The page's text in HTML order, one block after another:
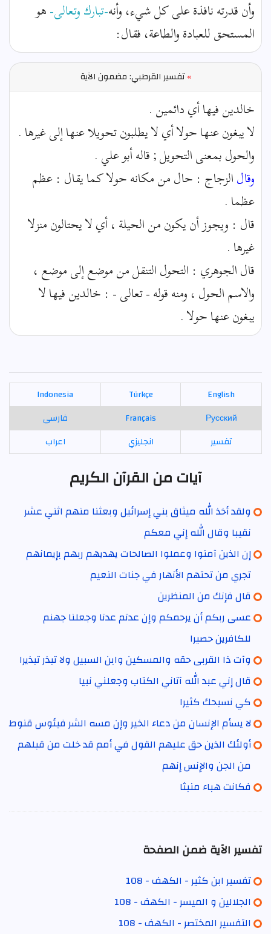
وأن قدرته نافذة على كل شيء، وأنه-تبارك وتعالى-هو
المستحق للعبادة والطاعة، فقال:
» تفسير القرطبي: مضمون الآية
خالدين فيها أي دائمين .
لا يبغون عنها حولا أي لا يطلبون تحويلا عنها إلى غيرها .
والحول بمعنى التحويل ; قاله أبو علي .
وقالالزجاج : حال من مكانه حولا كما يقال : عظم
عظما .
قال : ويجوز أن يكون من الحيلة ، أي لا يحتالون منزلا
غيرها .
قال الجوهري : التحول التنقل من موضع إلى موضع ،
والاسم الحول ، ومنه قوله - تعالى - : خالدين فيها لا
يبغون عنها حولا .
English
Türkçe
Indonesia
Русский
Français
فارسی
تفسير
انجليزي اعراب
آيات من القرآن الكريم
ولقد أخذ الله ميثاق بني إسرائيل وبعثنا منهم اثني عشر
نقيبا وقال الله إني معكم
إن الذين آمنوا وعملوا الصالحات يهديهم ربهم بإيمانهم
تجري من تحتهم الأنهار في جنات النعيم
قال فإنك من المنظرين
عسى ربكم أن يرحمكم وإن عدتم عدنا وجعلنا جهنم
للكافرين حصيرا
وآت ذا القربى حقه والمسكين وابن السبيل ولا تبذر تبذيرا
قال إني عبد الله آتاني الكتاب وجعلني نبيا
كي نسبحك كثيرا
لا يسأم الإنسان من دعاء الخير وإن مسه الشر فيئوس قنوط
أولئك الذين حق عليهم القول في أمم قد خلت من قبلهم
من الجن والإنس إنهم
فكانت هباء منبثا
تفسير الآية ضمن الصفحة
تفسير ابن كثير - الكهف - 108
الجلالين و الميسر - الكهف - 108
التفسير المختصر - الكهف - 108